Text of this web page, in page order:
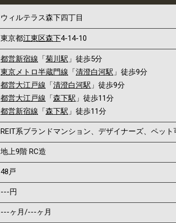
ウィルテラス森下四丁目
東京都江東区森下4-14-10
都営新宿線 「菊川駅 」徒歩5分
東京メトロ半蔵門線 「清澄白河駅 」徒歩9分
都営大江戸線 「清澄白河駅 」徒歩9分
都営大江戸線 「森下駅 」徒歩11分
都営新宿線 「森下駅 」徒歩11分
REIT系ブランドマンション、デザイナーズ、ペット
地上9階 RC造
48戸
---円
---ヶ月/---ヶ月